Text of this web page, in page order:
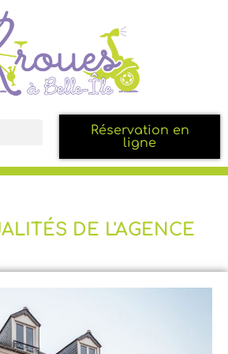
Réservation en
ligne
DE L'AGENCE